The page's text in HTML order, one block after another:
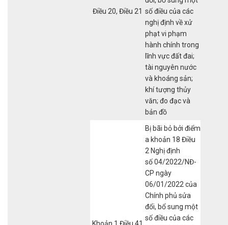
Điều 20, Điều 21 số điều của các
nghị định về xử
phạt vi phạm
hành chính trong
lĩnh vực đất đai;
tài nguyên nước
và khoáng sản;
khí tượng thủy
văn; đo đạc và
bản đồ
Bị bãi bỏ bởi điểm
a khoản 18 Điều
2 Nghị định
số 04/2022/NĐ-
CP ngày
06/01/2022 của
Chính phủ sửa
đổi, bổ sung một
số điều của các